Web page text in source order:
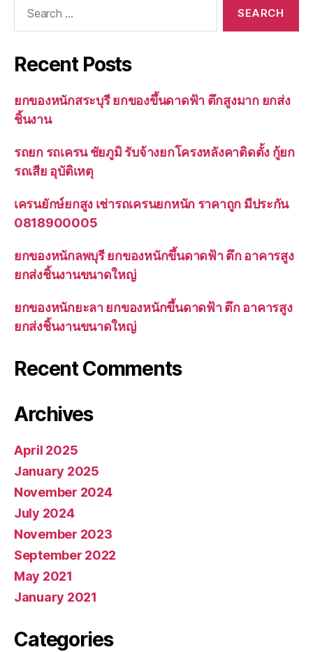
Recent Posts
ยกของหนักสระบุรี ยกของขึ้นดาดฟ้า ตึกสูงมาก ยกส่ง
ชิ้นงาน
รถยก รถเครน ชัยภูมิ รับจ้างยกโครงหลังคาติดตั้ง กู้ยก
รถเสีย อุบัติเหตุ
เครนยักษ์ยกสูง เช่ารถเครนยกหนัก ราคาถูก มีประกัน
0818900005
ยกของหนักลพบุรี ยกของหนักขึ้นดาดฟ้า ตึก อาคารสูง
ยกส่งชิ้นงานขนาดใหญ่
ยกของหนักยะลา ยกของหนักขึ้นดาดฟ้า ตึก อาคารสูง
ยกส่งชิ้นงานขนาดใหญ่
Recent Comments
Archives
April 2025
January 2025
November 2024
July 2024
November 2023
September 2022
May 2021
January 2021
Categories